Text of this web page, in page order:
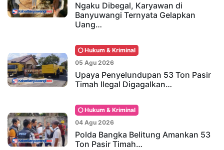
Ngaku Dibegal, Karyawan di
Banyuwangi Ternyata Gelapkan
Uang…
Hukum & Kriminal
05 Agu 2026
Upaya Penyelundupan 53 Ton Pasir
Timah Ilegal Digagalkan…
Hukum & Kriminal
04 Agu 2026
Polda Bangka Belitung Amankan 53
Ton Pasir Timah…